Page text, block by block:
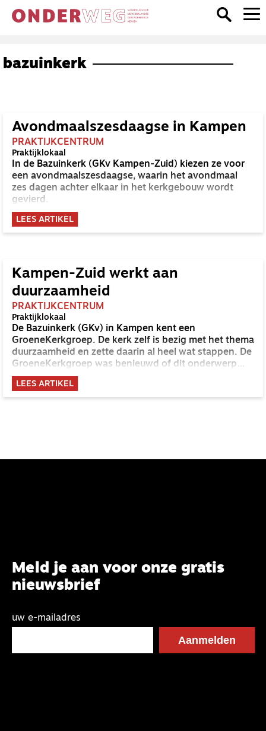
bazuinkerk
Avondmaalszesdaagse in Kampen
PRAKTIJKCENTRUM
Praktijklokaal
In de Bazuinkerk (GKv Kampen-Zuid) kiezen ze voor
een avondmaalszesdaagse, waarin het avondmaal
zes dagen achter elkaar in het kerkgebouw wordt
gevierd.
LEES ARTIKEL
Kampen-Zuid werkt aan
duurzaamheid
PRAKTIJKCENTRUM
Praktijklokaal
De Bazuinkerk (GKv) in Kampen kent een
GroeneKerkgroep. De kerk zelf is bezig met het thema
duurzaamheid en zette daarin al heel wat stappen. De
GroeneKerkgroep was benieuwd of dit onderwerp
ook bij de mensen thuis leeft.
LEES ARTIKEL
Meld je aan voor onze gratis
nieuwsbrief
uw e-mailadres